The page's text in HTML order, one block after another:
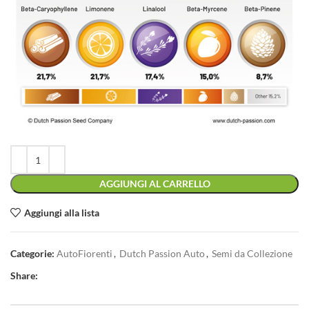
AGGIUNGI AL CARRELLO
Aggiungi alla lista
Categorie: AutoFiorenti, Dutch Passion Auto, Semi da Collezione
Share: